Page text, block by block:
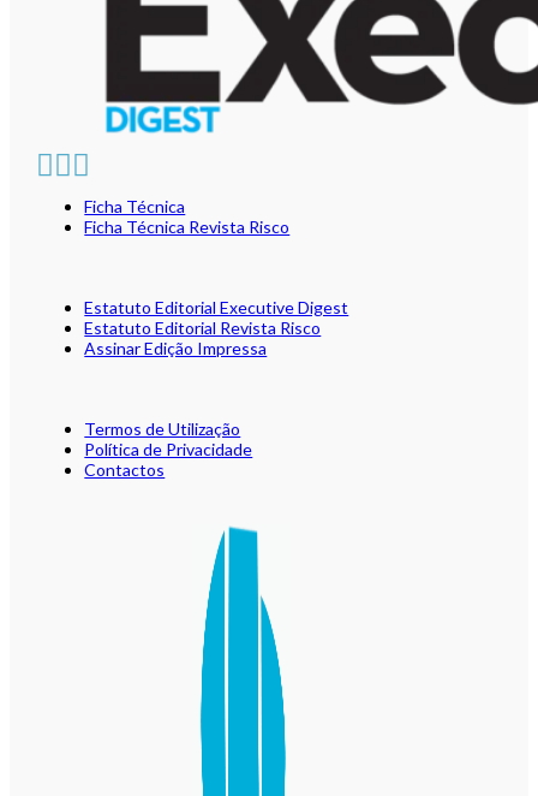
Ficha Técnica
Ficha Técnica Revista Risco
Estatuto Editorial Executive Digest
Estatuto Editorial Revista Risco
Assinar Edição Impressa
Termos de Utilização
Política de Privacidade
Contactos